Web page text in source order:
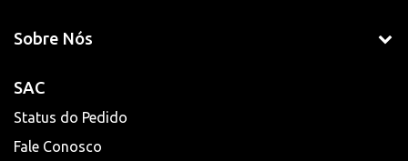
Sobre Nós
SAC
Status do Pedido
Fale Conosco